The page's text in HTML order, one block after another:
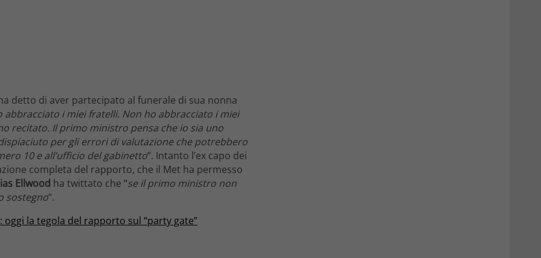
detto di aver partecipato al funerale di sua nonna
abbracciato i miei fratelli. Non ho abbracciato i miei
recitato. Il primo ministro pensa che io sia uno
per gli errori di valutazione che potrebbero
10 e all’ufficio del gabinetto“. Intanto l’ex capo dei
completa del rapporto, che il Met ha permesso
Ellwood ha twittato che “se il primo ministro non
sostegno“.
oggi la tegola del rapporto sul “party gate”